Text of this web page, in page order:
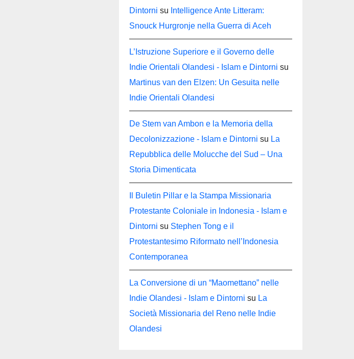
Dintorni su Intelligence Ante Litteram:
Snouck Hurgronje nella Guerra di Aceh
L’Istruzione Superiore e il Governo delle
Indie Orientali Olandesi - Islam e Dintorni su
Martinus van den Elzen: Un Gesuita nelle
Indie Orientali Olandesi
De Stem van Ambon e la Memoria della
Decolonizzazione - Islam e Dintorni su La
Repubblica delle Molucche del Sud – Una
Storia Dimenticata
Il Buletin Pillar e la Stampa Missionaria
Protestante Coloniale in Indonesia - Islam e
Dintorni su Stephen Tong e il
Protestantesimo Riformato nell’Indonesia
Contemporanea
La Conversione di un “Maomettano” nelle
Indie Olandesi - Islam e Dintorni su La
Società Missionaria del Reno nelle Indie
Olandesi